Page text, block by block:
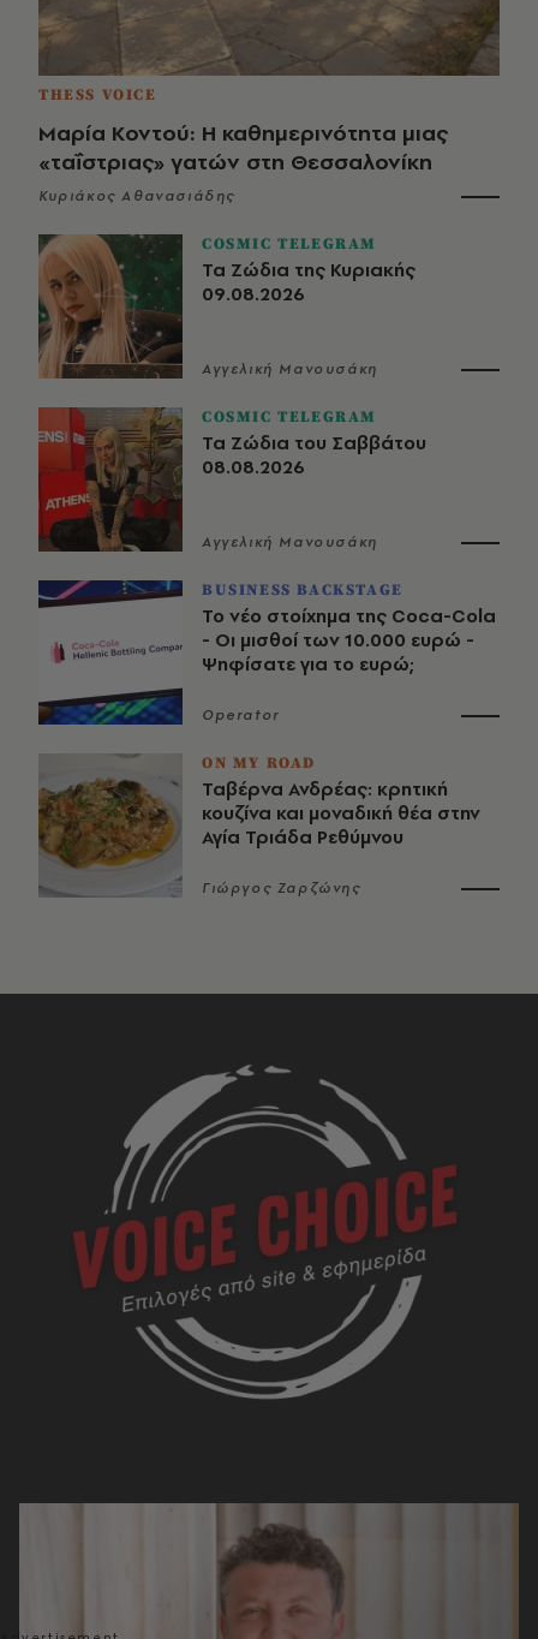
THESS VOICE
Μαρία Κοντού: Η καθημερινότητα μιας
«ταΐστριας» γατών στη Θεσσαλονίκη
Κυριάκος Αθανασιάδης
COSMIC TELEGRAM
Τα Ζώδια της Κυριακής
09.08.2026
Αγγελική Μανουσάκη
COSMIC TELEGRAM
Τα Ζώδια του Σαββάτου
08.08.2026
Αγγελική Μανουσάκη
BUSINESS BACKSTAGE
Το νέο στοίχημα της Coca-Cola
- Οι μισθοί των 10.000 ευρώ -
Ψηφίσατε για το ευρώ;
Operator
ON MY ROAD
Ταβέρνα Ανδρέας: κρητική
κουζίνα και μοναδική θέα στην
Αγία Τριάδα Ρεθύμνου
Γιώργος Ζαρζώνης